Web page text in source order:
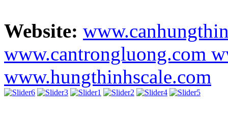
Website:
www.cantrongluong.com
www.hungthinhscale.com